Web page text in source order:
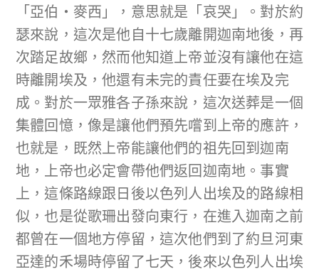
「亞伯‧麥西」，意思就是「哀哭」。對於約
瑟來說，這次是他自十七歲離開迦南地後，再
次踏足故鄉，然而他知道上帝並沒有讓他在這
時離開埃及，他還有未完的責任要在埃及完
成。對於一眾雅各子孫來說，這次送葬是一個
集體回憶，像是讓他們預先嚐到上帝的應許，
也就是，既然上帝能讓他們的祖先回到迦南
地，上帝也必定會帶他們返回迦南地。事實
上，這條路線跟日後以色列人出埃及的路線相
似，也是從歌珊出發向東行，在進入迦南之前
都曾在一個地方停留，這次他們到了約旦河東
亞達的禾場時停留了七天，後來以色列人出埃